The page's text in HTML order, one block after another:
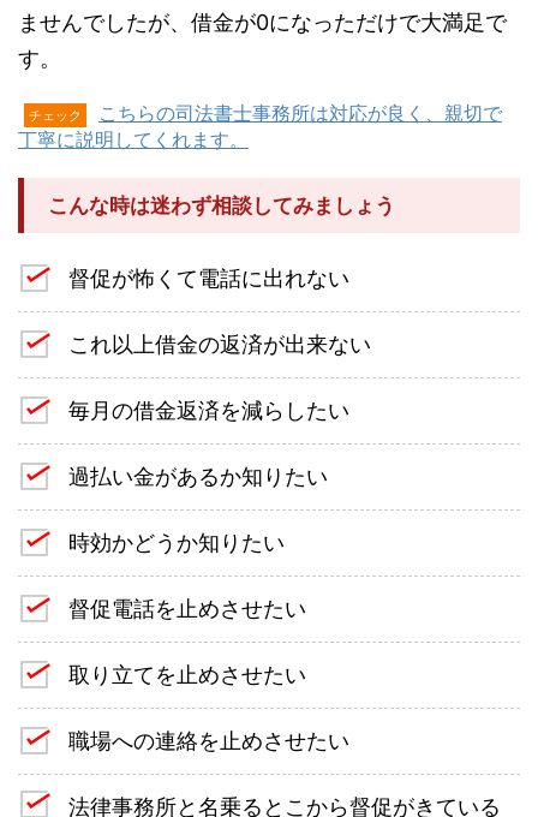
ませんでしたが、借金が0になっただけで大満足で
す。
チェック
こちらの司法書士事務所は対応が良く、親切で
丁寧に説明してくれます。
こんな時は迷わず相談してみましょう
督促が怖くて電話に出れない
これ以上借金の返済が出来ない
毎月の借金返済を減らしたい
過払い金があるか知りたい
時効かどうか知りたい
督促電話を止めさせたい
取り立てを止めさせたい
職場への連絡を止めさせたい
法律事務所と名乗るとこから督促がきている